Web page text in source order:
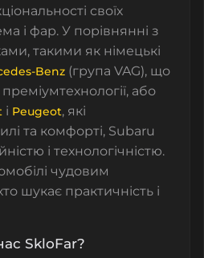
своїх
і фар. У порівнянні з
такими як німецькі
Benz (група VAG), що
або
і Peugeot, які
та комфорті, Subaru
і технологічністю.
чудовим
шукає практичність і
SkloFar?